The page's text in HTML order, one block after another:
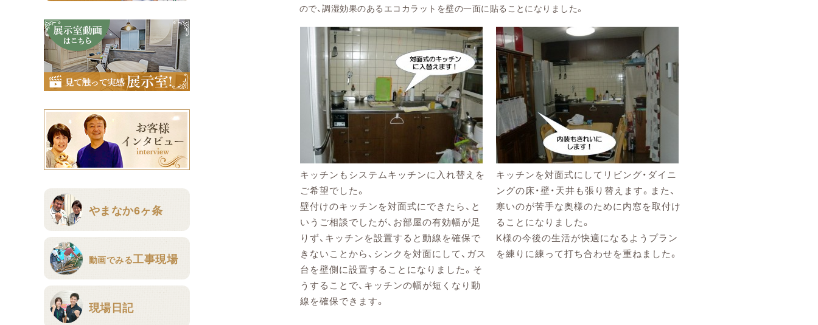
やまなか6ヶ条
動画でみる工事現場
現場日記
ので、調湿効果のあるエコカラットを壁の一面に貼ることになりました。
キッチンもシステムキッチンに入れ替えを
ご希望でした。
壁付けのキッチンを対面式にできたら、と
いうご相談でしたが、お部屋の有効幅が足
りず、キッチンを設置すると動線を確保で
きないことから、シンクを対面にして、ガス
台を壁側に設置することになりました。そ
うすることで、キッチンの幅が短くなり動
線を確保できます。
キッチンを対面式にしてリビング・ダイニ
ングの床・壁・天井も張り替えます。また、
寒いのが苦手な奥様のために内窓を取付け
ることになりました。
K様の今後の生活が快適になるようプラン
を練りに練って打ち合わせを重ねました。